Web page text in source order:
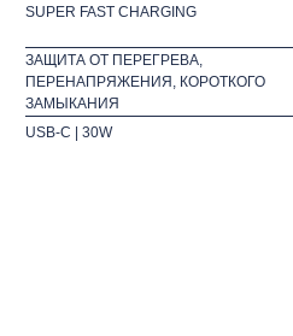
SUPER FAST CHARGING
ЗАЩИТА ОТ ПЕРЕГРЕВА,
ПЕРЕНАПРЯЖЕНИЯ, КОРОТКОГО
ЗАМЫКАНИЯ
USB-C | 30W